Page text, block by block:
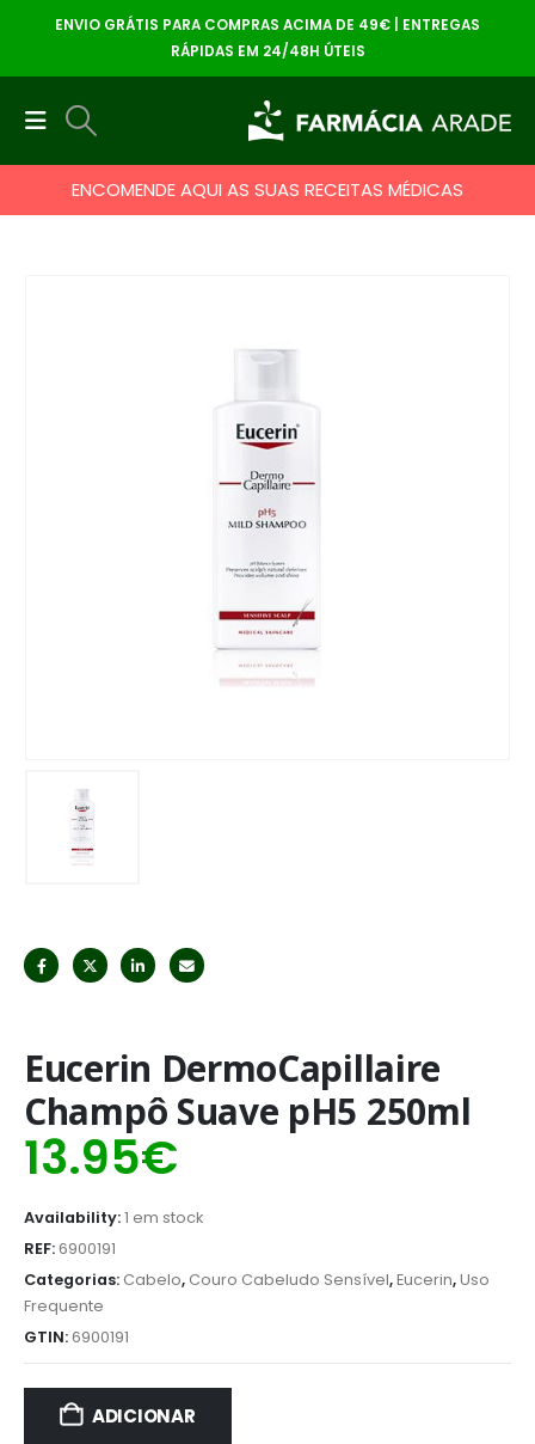
ENVIO GRÁTIS PARA COMPRAS ACIMA DE 49€ | ENTREGAS
RÁPIDAS EM 24/48H ÚTEIS
ENCOMENDE AQUI AS SUAS RECEITAS MÉDICAS
Eucerin DermoCapillaire
Champô Suave pH5 250ml
13.95€
Availability:1 em stock
REF:6900191
Categorias: Cabelo, Couro Cabeludo Sensível,Eucerin,Uso
Frequente
GTIN:6900191
ADICIONAR